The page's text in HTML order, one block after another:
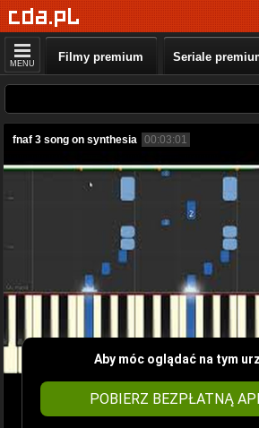
MENU Filmy premium Seriale
fnaf 3 song on synthesia 00:03:01
Aby móc oglądać na tym
POBIERZ BEZPŁATNĄ